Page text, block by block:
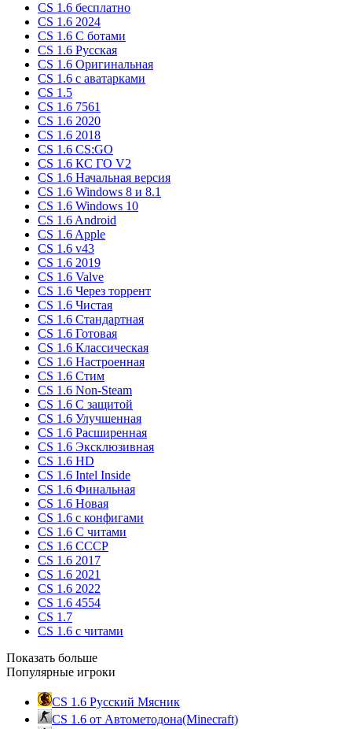
CS 1.6 бесплатно
CS 1.6 2024
CS 1.6 С ботами
CS 1.6 Русская
CS 1.6 Оригинальная
CS 1.6 c аватарками
CS 1.5
CS 1.6 7561
CS 1.6 2020
CS 1.6 2018
CS 1.6 CS:GO
CS 1.6 КС ГО V2
CS 1.6 Начальная версия
CS 1.6 Windows 8 и 8.1
CS 1.6 Windows 10
CS 1.6 Android
CS 1.6 Apple
CS 1.6 v43
CS 1.6 2019
CS 1.6 Valve
CS 1.6 Через торрент
CS 1.6 Чистая
CS 1.6 Стандартная
CS 1.6 Готовая
CS 1.6 Классическая
CS 1.6 Настроенная
CS 1.6 Стим
CS 1.6 Non-Steam
CS 1.6 C защитой
CS 1.6 Улучшенная
CS 1.6 Расширенная
CS 1.6 Эксклюзивная
CS 1.6 HD
CS 1.6 Intel Inside
CS 1.6 Финальная
CS 1.6 Новая
CS 1.6 с конфигами
CS 1.6 С читами
CS 1.6 CCCP
CS 1.6 2017
CS 1.6 2021
CS 1.6 2022
CS 1.6 4554
CS 1.7
CS 1.6 с читами
Показать больше
Популярные игроки
CS 1.6 Русский Мясник
CS 1.6 от Автометодона(Minecraft)